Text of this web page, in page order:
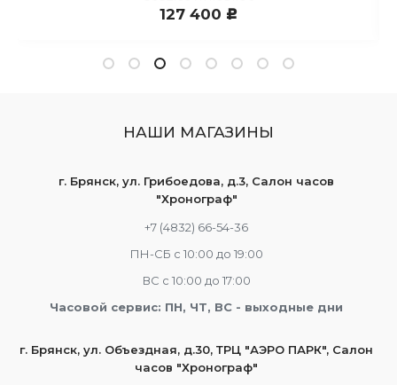
127 400 c
НАШИ МАГАЗИНЫ
г. Брянск, ул. Грибоедова, д.3, Салон часов
"Хронограф"
+7 (4832) 66-54-36
ПН-СБ с 10:00 до 19:00
ВС с 10:00 до 17:00
Часовой сервис: ПН, ЧТ, ВС - выходные дни
г. Брянск, ул. Объездная, д.30, ТРЦ "АЭРО ПАРК", Салон
часов "Хронограф"